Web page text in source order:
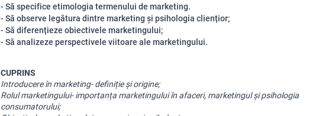
- Să specifice etimologia termenului de marketing.
- Să observe legătura dintre marketing și psihologia cliențior;
- Să diferențieze obiectivele marketingului;
- Să analizeze perspectivele viitoare ale marketingului.
CUPRINS
Introducere în marketing- definiție și origine;
Rolul marketingului- importanța marketingului în afaceri, marketingul și psihologia
consumatorului;